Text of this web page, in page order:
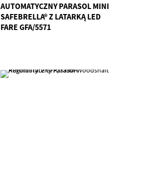
AUTOMATYCZNY PARASOL MINI
SAFEBRELLA® Z LATARKĄ LED
FARE GFA/5571